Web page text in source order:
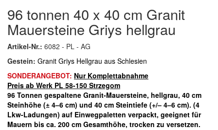
96 tonnen 40 x 40 cm Granit
Mauersteine Griys hellgrau
Artikel-Nr.: 6082 - PL - AG
Gestein: Granit Griys Hellgrau aus Schlesien
SONDERANGEBOT: Nur Komplettabnahme
Preis ab Werk PL 58-150 Strzegom
96 Tonnen gespaltene Granit-Mauersteine, hellgrau, 40 cm
Steinhöhe (± 4–6 cm) und 40 cm Steintiefe (+/– 4–6 cm). (4
Lkw-Ladungen) auf Einwegpaletten verpackt, geeignet für
Mauern bis ca. 200 cm Gesamthöhe, trocken zu versetzen.